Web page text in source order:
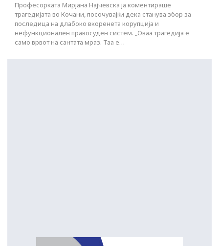
Професорката Мирјана Најчевска ја коментираше
трагедијата во Кочани, посочувајќи дека станува збор за
последица на длабоко вкоренета корупција и
нефункционален правосуден систем. „Оваа трагедија е
само врвот на сантата мраз. Таа е…